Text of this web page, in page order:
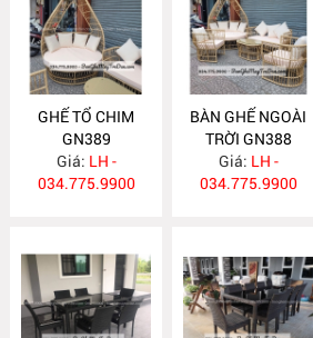
GHẾ TỔ CHIM
GN389
Giá: LH -
034.775.9900
BÀN GHẾ NGOÀI
TRỜI GN388
Giá: LH -
034.775.9900